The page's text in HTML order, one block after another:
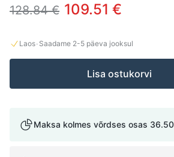
128.84 € 109.51 €
Laos· Saadame 2-5 päeva jooksul
Lisa ostukorvi
Maksa kolmes võrdses osas